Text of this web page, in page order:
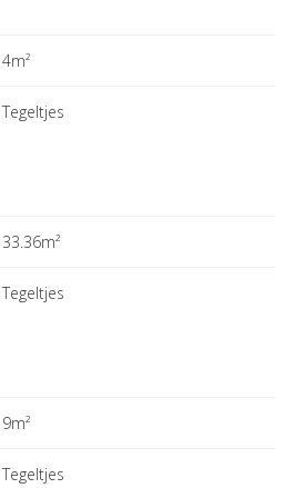
4m²
Tegeltjes
33.36m²
Tegeltjes
9m²
Tegeltjes